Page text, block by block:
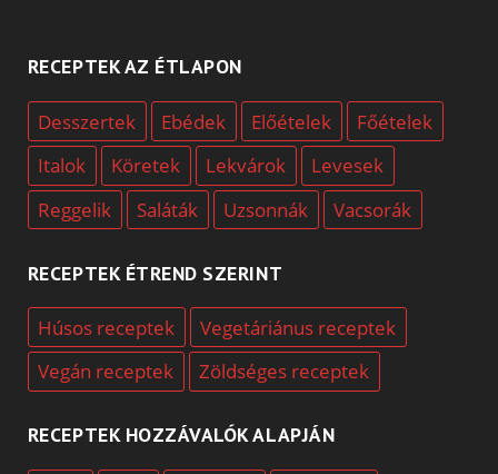
RECEPTEK AZ ÉTLAPON
Desszertek Ebédek Előételek
Főételek
Italok
Köretek Lekvárok
Levesek
Reggelik
Saláták Uzsonnák Vacsorák
RECEPTEK ÉTREND SZERINT
Húsos receptek
Vegetáriánus receptek
Vegán receptek
Zöldséges receptek
RECEPTEK HOZZÁVALÓK ALAPJÁN